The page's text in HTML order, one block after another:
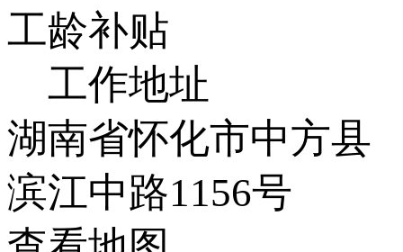
工龄补贴
工作地址
湖南省怀化市中方县
滨江中路1156号